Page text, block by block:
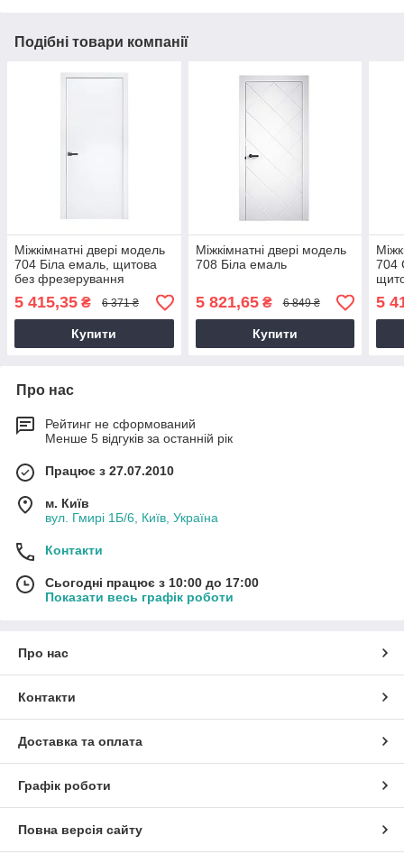
Подібні товари компанії
Міжкімнатні двері модель
704 Біла емаль, щитова
без фрезерування
5 415,35 ₴ 6 371 ₴
Купити
Міжкімнатні двері модель
708 Біла емаль
5 821,65₴ 6 849 ₴
Купити
704
5
Про нас
Рейтинг не сформований
Менше 5 відгуків за останній рік
Працює з 27.07.2010
м. Київ
вул. Гмирі 1Б/6, Київ, Україна
Контакти
Сьогодні працює з 10:00 до 17:00
Показати весь графік роботи
Про нас
Контакти
Доставка та оплата
Графік роботи
Повна версія сайту